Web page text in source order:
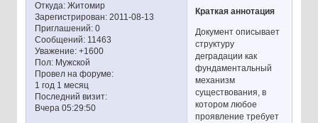
Откуда:Житомир
Зарегистрирован: 2011-08-13
Приглашений:0
Сообщений:11463
Уважение: +1600
Пол:Мужской
Провел на форуме:
1 год 1 месяц
Последний визит:
Вчера 05:29:50
Краткая аннотация
Документ описывает
структуру
деградации как
фундаментальный
механизм
существования, в
котором любое
проявление требует